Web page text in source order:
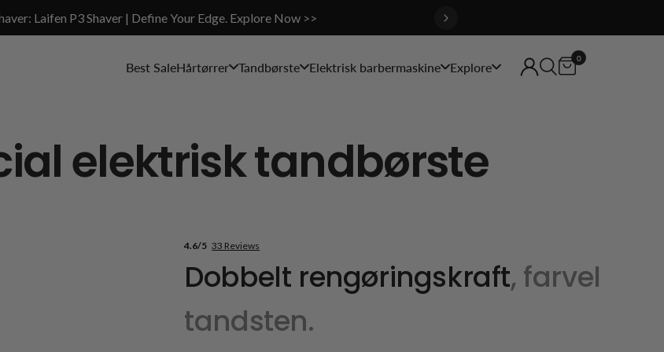
Laifen P3 Shaver | Define Your Edge. Explore Now >>
Best SaleHårtørrer Tandbørste Elektrisk barbermaskine Explore
0
elektrisk tandbørste
33 Reviews
4.6/5
Dobbelt rengøringskraft, farvel
tandsten.